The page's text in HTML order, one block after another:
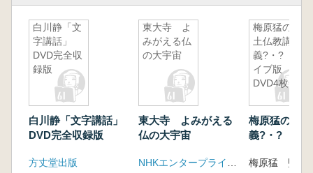
白川静「文
字講話」
DVD完全収
録版
白川静「文字講話」
DVD完全収録版
方丈堂出版
東大寺 よ
みがえる仏
の大宇宙
東大寺 よみがえる
仏の大宇宙
梅原猛の浄
土仏教講
義?・? ラ
イブ版
DVD4枚
梅原猛の浄
義?・? ラ
梅原猛 監修